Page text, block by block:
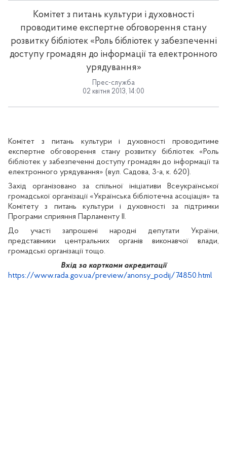
Комітет з питань культури і духовності
проводитиме експертне обговорення стану
розвитку бібліотек «Роль бібліотек у забезпеченні
доступу громадян до інформації та електронного
урядування»
Прес-служба
02 квітня 2013, 14:00
Комітет з питань культури і духовності проводитиме
експертне обговорення стану розвитку бібліотек «Роль
бібліотек у забезпеченні доступу громадян до інформації та
електронного урядування» (вул. Садова, 3-а, к. 620).
Захід організовано за спільної ініціативи Всеукраїнської
громадської організації «Українська бібліотечна асоціація» та
Комітету з питань культури і духовності за підтримки
Програми сприяння Парламенту ІІ.
До участі запрошені народні депутати України,
представники центральних органів виконавчої влади,
громадські організації тощо.
Вхід за картками акредитації
https://www.rada.gov.ua/preview/anonsy_podij/74850.html